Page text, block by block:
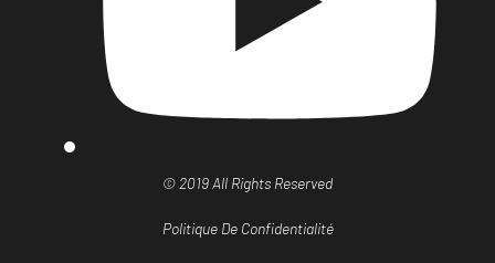
© 2019 All Rights Reserved
Politique De Confidentialité